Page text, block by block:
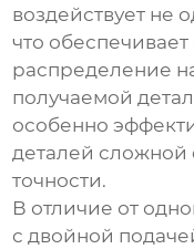
воздействует не
что
распределение
получаемой
особенно
деталей
точности.
В отличие от
с двойной